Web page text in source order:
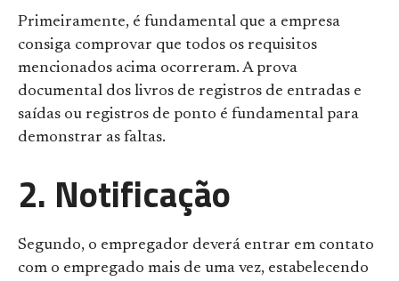
Primeiramente, é fundamental que a empresa
consiga comprovar que todos os requisitos
mencionados acima ocorreram. A prova
documental dos livros de registros de entradas e
saídas ou registros de ponto é fundamental para
demonstrar as faltas.
2. Notificação
Segundo, o empregador deverá entrar em contato
com o empregado mais de uma vez, estabelecendo